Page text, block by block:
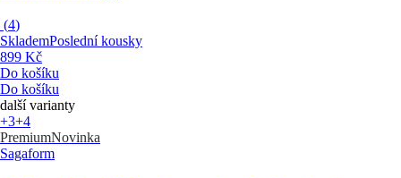
(4)
SklademPoslední kousky
899 Kč
Do košíku
Do košíku
další varianty
+3+4
PremiumNovinka
Sagaform